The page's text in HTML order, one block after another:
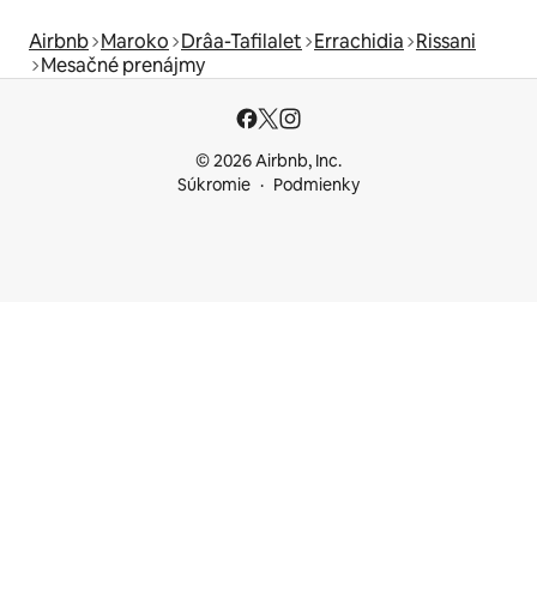
Airbnb Maroko Drâa-Tafilalet Errachidia Rissani
Mesačné prenájmy
© 2026 Airbnb, Inc.
Súkromie
Podmienky